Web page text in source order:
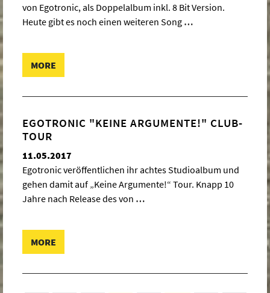
von Egotronic, als Doppelalbum inkl. 8 Bit Version.
Heute gibt es noch einen weiteren Song …
MORE
EGOTRONIC "KEINE ARGUMENTE!" CLUB-
TOUR
11.05.2017
Egotronic veröffentlichen ihr achtes Studioalbum und
gehen damit auf „Keine Argumente!“ Tour. Knapp 10
Jahre nach Release des von …
MORE